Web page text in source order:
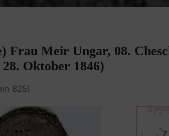
Frau Meir Ungar, 08.
Oktober 1846)
825)